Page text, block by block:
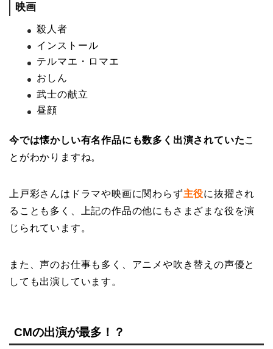
映画
殺人者
インストール
テルマエ・ロマエ
おしん
武士の献立
昼顔
今では懐かしい有名作品にも数多く出演されていたこ
とがわかりますね。
上戸彩さんはドラマや映画に関わらず主役に抜擢され
ることも多く、上記の作品の他にもさまざまな役を演
じられています。
また、声のお仕事も多く、アニメや吹き替えの声優と
しても出演しています。
CMの出演が最多！？